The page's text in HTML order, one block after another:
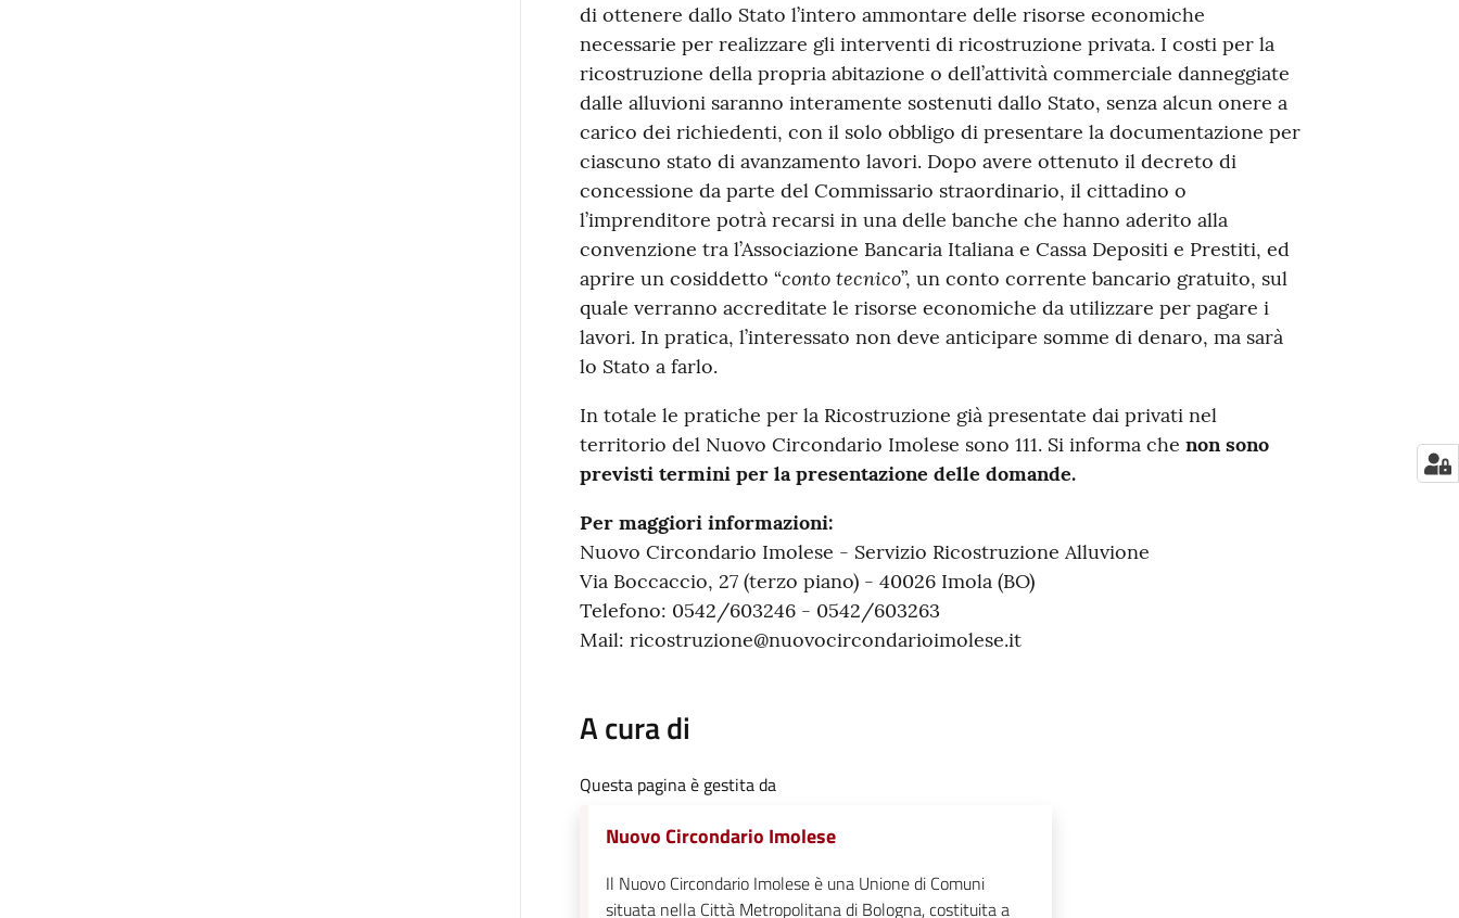
di ottenere dallo Stato l’intero ammontare delle risorse economiche
necessarie per realizzare gli interventi di ricostruzione privata. I costi per la
ricostruzione della propria abitazione o dell’attività commerciale danneggiate
dalle alluvioni saranno interamente sostenuti dallo Stato, senza alcun onere a
carico dei richiedenti, con il solo obbligo di presentare la documentazione per
ciascuno stato di avanzamento lavori. Dopo avere ottenuto il decreto di
concessione da parte del Commissario straordinario, il cittadino o
l’imprenditore potrà recarsi in una delle banche che hanno aderito alla
convenzione tra l’Associazione Bancaria Italiana e Cassa Depositi e Prestiti, ed
aprire un cosiddetto “conto tecnico”, un conto corrente bancario gratuito, sul
quale verranno accreditate le risorse economiche da utilizzare per pagare i
lavori. In pratica, l’interessato non deve anticipare somme di denaro, ma sarà
lo Stato a farlo.
In totale le pratiche per la Ricostruzione già presentate dai privati nel
territorio del Nuovo Circondario Imolese sono 111. Si informa che non sono
previsti termini per la presentazione delle domande.
Per maggiori informazioni:
Nuovo Circondario Imolese - Servizio Ricostruzione Alluvione
Via Boccaccio, 27 (terzo piano) - 40026 Imola (BO)
Telefono: 0542/603246 - 0542/603263
Mail: ricostruzione@nuovocircondarioimolese.it
A cura di
Questa pagina è gestita da
Nuovo Circondario Imolese
Il Nuovo Circondario Imolese è una Unione di Comuni
situata nella Città Metropolitana di Bologna, costituita a